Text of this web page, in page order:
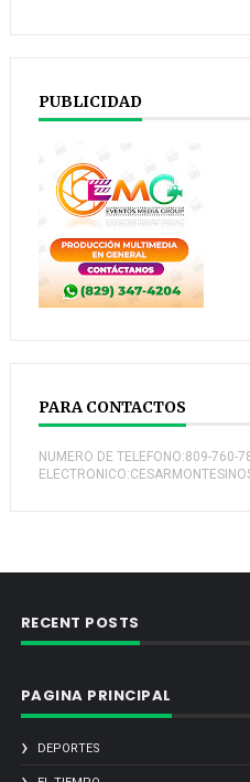
PUBLICIDAD
PARA CONTACTOS
NUMERO DE TELEFONO:809-760-
RECENT POSTS
PAGINA PRINCIPAL
DEPORTES